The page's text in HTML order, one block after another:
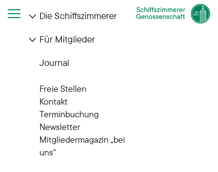
Die Schiffszimmerer
Für Mitglieder
Journal
Freie Stellen
Kontakt
Terminbuchung
Newsletter
Mitgliedermagazin „bei
uns“
Startseite
Die Schiffszimmerer Wohnanlagen
Eilbek II